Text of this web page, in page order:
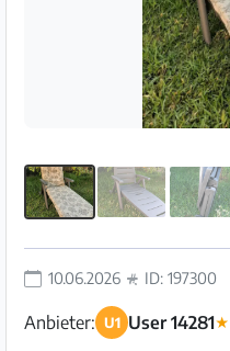
10.06.2026 ID: 197300
Anbieter: U1 User 14281★